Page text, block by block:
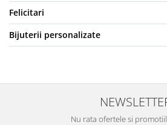
Felicitari
Bijuterii personalizate
Nu rata ofertele si